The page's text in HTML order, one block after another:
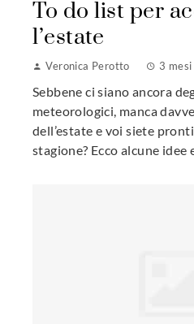
To do list per
l’estate
Veronica Perotto 3 mesi
Sebbene ci siano ancora
meteorologici, manca
dell’estate e voi siete
stagione? Ecco alcune idee